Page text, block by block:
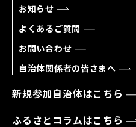
お知らせ
よくあるご質問
お問い合わせ
自治体関係者の皆さまへ
新規参加自治体はこちら
ふるさとコラムはこちら